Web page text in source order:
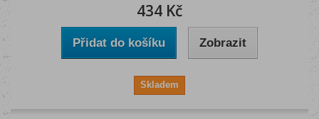
434 Kč
Přidat do košíku Zobrazit
Skladem